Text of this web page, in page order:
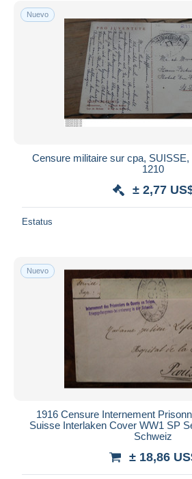
Nuevo
Censure militaire sur cpa, SUISSE,
1210
± 2,77
Estatus
Nuevo
1916 Censure Internement
Suisse Interlaken Cover WW1 SP
Schweiz
± 18,86